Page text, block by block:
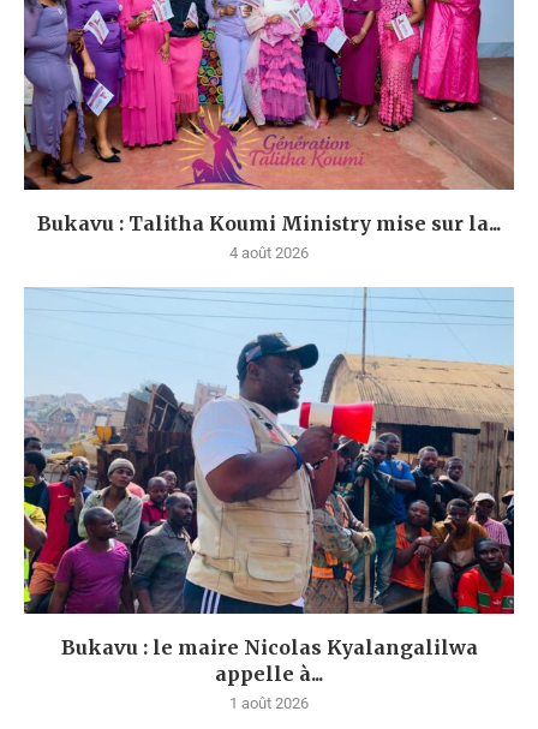
Bukavu : Talitha Koumi Ministry mise sur la...
4 août 2026
Bukavu : le maire Nicolas Kyalangalilwa
appelle à...
1 août 2026